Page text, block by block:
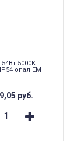
5000К
опал EM
руб.